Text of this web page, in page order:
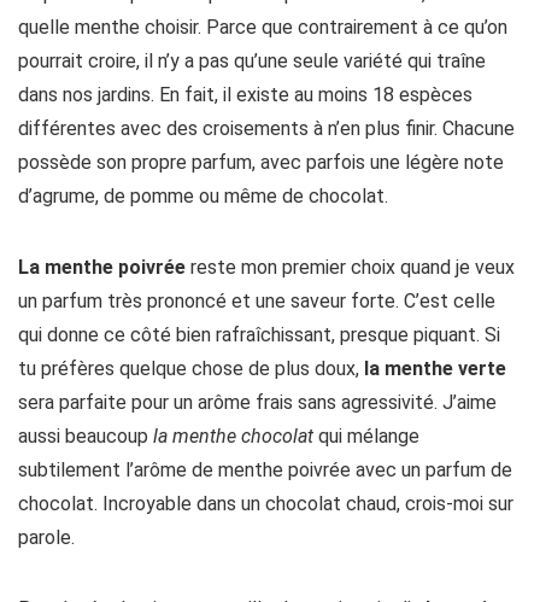
quelle menthe choisir. Parce que contrairement à ce qu’on
pourrait croire, il n’y a pas qu’une seule variété qui traîne
dans nos jardins. En fait, il existe au moins 18 espèces
différentes avec des croisements à n’en plus finir. Chacune
possède son propre parfum, avec parfois une légère note
d’agrume, de pomme ou même de chocolat.
La menthe poivrée reste mon premier choix quand je veux
un parfum très prononcé et une saveur forte. C’est celle
qui donne ce côté bien rafraîchissant, presque piquant. Si
tu préfères quelque chose de plus doux, la menthe verte
sera parfaite pour un arôme frais sans agressivité. J’aime
aussi beaucoup la menthe chocolat qui mélange
subtilement l’arôme de menthe poivrée avec un parfum de
chocolat. Incroyable dans un chocolat chaud, crois-moi sur
parole.